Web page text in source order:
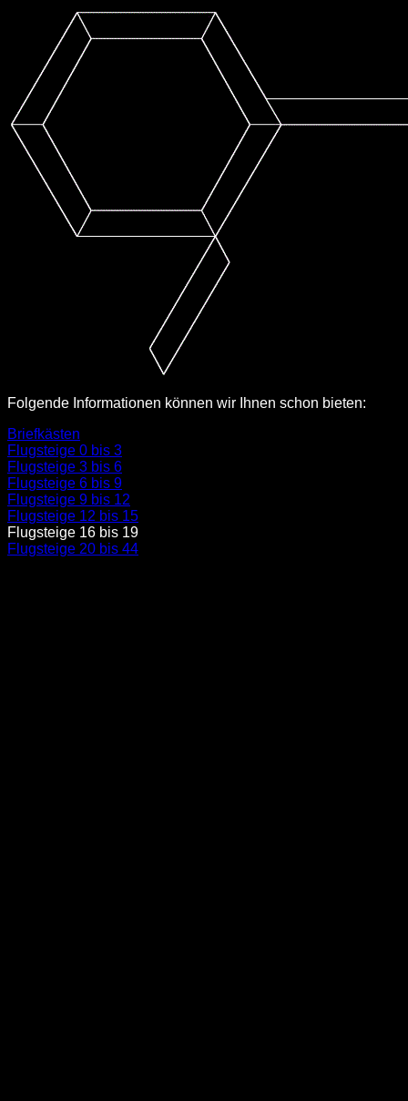
Folgende Informationen können wir Ihnen schon bieten:
Briefkästen
Flugsteige 0 bis 3
Flugsteige 3 bis 6
Flugsteige 6 bis 9
Flugsteige 9 bis 12
Flugsteige 12 bis 15
Flugsteige 16 bis 19
Flugsteige 20 bis 44